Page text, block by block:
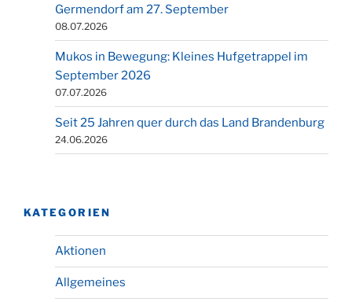
Germendorf am 27. September
08.07.2026
Mukos in Bewegung: Kleines Hufgetrappel im
September 2026
07.07.2026
Seit 25 Jahren quer durch das Land Brandenburg
24.06.2026
KATEGORIEN
Aktionen
Allgemeines